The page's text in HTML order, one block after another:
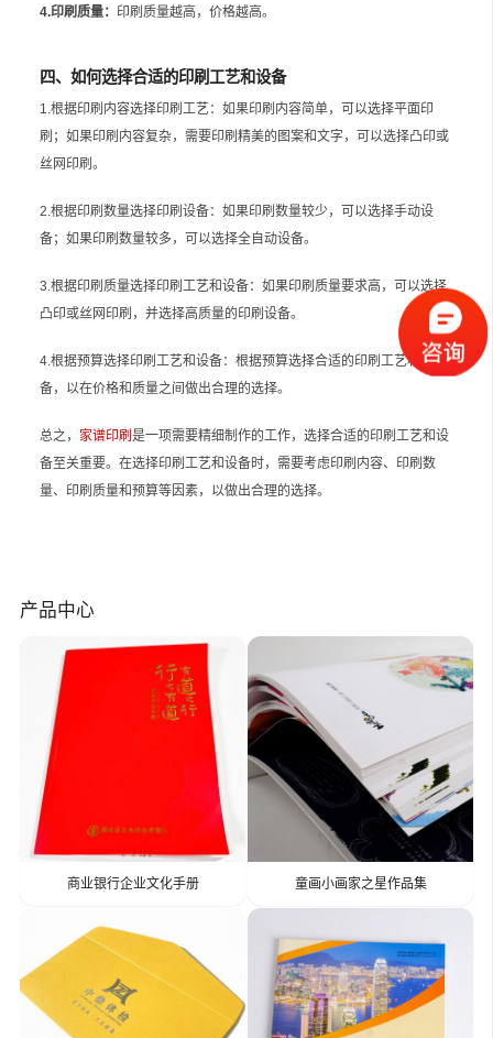
4.印刷质量： 印刷质量越高，价格越高。
四、如何选择合适的印刷工艺和设备
1.根据印刷内容选择印刷工艺：如果印刷内容简单，可以选择平面印
刷；如果印刷内容复杂，需要印刷精美的图案和文字，可以选择凸印或
丝网印刷。
2.根据印刷数量选择印刷设备：如果印刷数量较少，可以选择手动设
备；如果印刷数量较多，可以选择全自动设备。
3.根据印刷质量选择印刷工艺和设备：如果印刷质量要求高，可以选择
凸印或丝网印刷，并选择高质量的印刷设备。
4.根据预算选择印刷工艺和设备：根据预算选择合适的印刷工艺和设
备，以在价格和质量之间做出合理的选择。
总之， 家谱印刷 是一项需要精细制作的工作，选择合适的印刷工艺和设
备至关重要。在选择印刷工艺和设备时，需要考虑印刷内容、印刷数
量、印刷质量和预算等因素，以做出合理的选择。
产品中心
商业银行企业文化手册 童画小画家之星作品集